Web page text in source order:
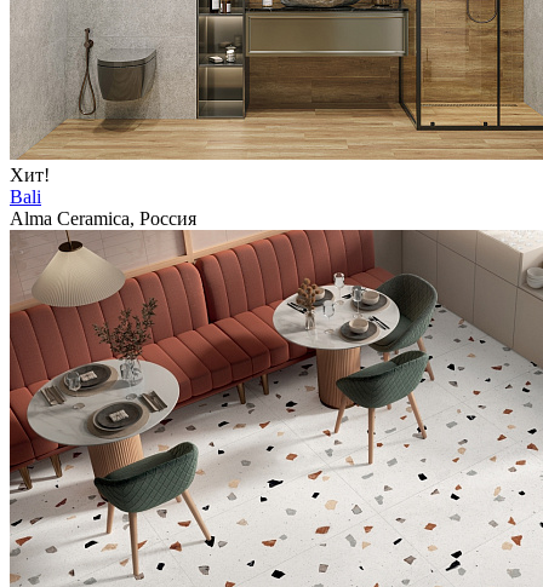
Хит!
Bali
Alma Ceramica, Россия